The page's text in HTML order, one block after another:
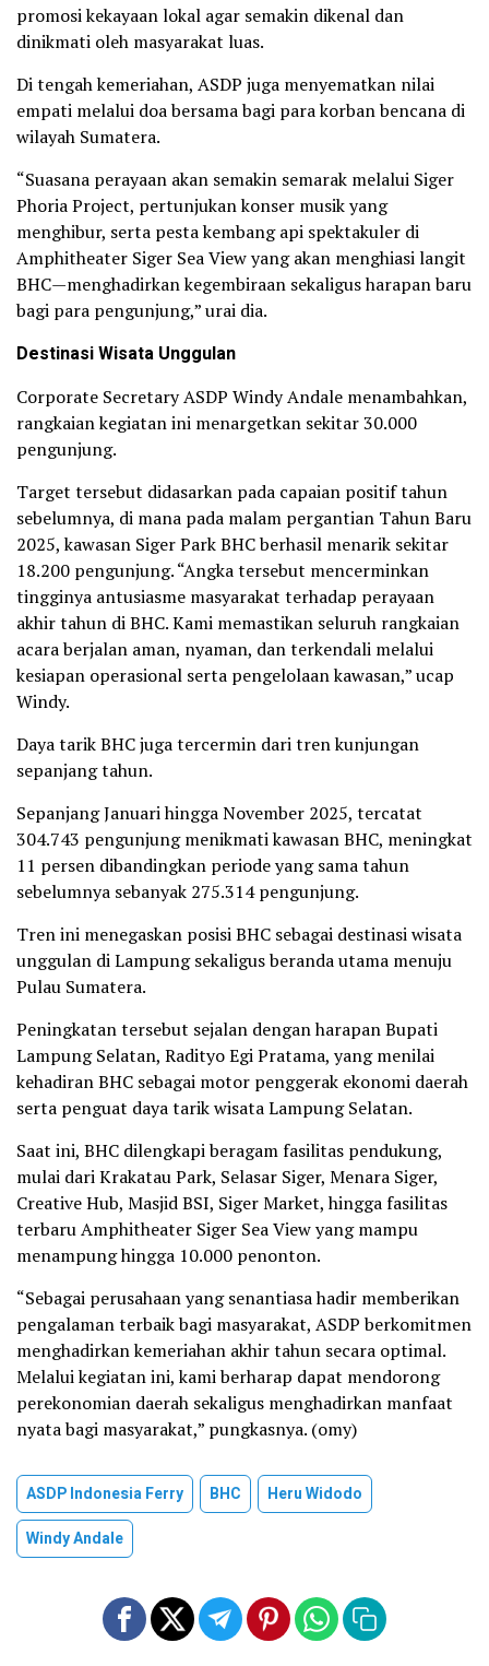
promosi kekayaan lokal agar semakin dikenal dan
dinikmati oleh masyarakat luas.
Di tengah kemeriahan, ASDP juga menyematkan nilai
empati melalui doa bersama bagi para korban bencana di
wilayah Sumatera.
“Suasana perayaan akan semakin semarak melalui Siger
Phoria Project, pertunjukan konser musik yang
menghibur, serta pesta kembang api spektakuler di
Amphitheater Siger Sea View yang akan menghiasi langit
BHC—menghadirkan kegembiraan sekaligus harapan baru
bagi para pengunjung,” urai dia.
Destinasi Wisata Unggulan
Corporate Secretary ASDP Windy Andale menambahkan,
rangkaian kegiatan ini menargetkan sekitar 30.000
pengunjung.
Target tersebut didasarkan pada capaian positif tahun
sebelumnya, di mana pada malam pergantian Tahun Baru
2025, kawasan Siger Park BHC berhasil menarik sekitar
18.200 pengunjung. “Angka tersebut mencerminkan
tingginya antusiasme masyarakat terhadap perayaan
akhir tahun di BHC. Kami memastikan seluruh rangkaian
acara berjalan aman, nyaman, dan terkendali melalui
kesiapan operasional serta pengelolaan kawasan,” ucap
Windy.
Daya tarik BHC juga tercermin dari tren kunjungan
sepanjang tahun.
Sepanjang Januari hingga November 2025, tercatat
304.743 pengunjung menikmati kawasan BHC, meningkat
11 persen dibandingkan periode yang sama tahun
sebelumnya sebanyak 275.314 pengunjung.
Tren ini menegaskan posisi BHC sebagai destinasi wisata
unggulan di Lampung sekaligus beranda utama menuju
Pulau Sumatera.
Peningkatan tersebut sejalan dengan harapan Bupati
Lampung Selatan, Radityo Egi Pratama, yang menilai
kehadiran BHC sebagai motor penggerak ekonomi daerah
serta penguat daya tarik wisata Lampung Selatan.
Saat ini, BHC dilengkapi beragam fasilitas pendukung,
mulai dari Krakatau Park, Selasar Siger, Menara Siger,
Creative Hub, Masjid BSI, Siger Market, hingga fasilitas
terbaru Amphitheater Siger Sea View yang mampu
menampung hingga 10.000 penonton.
“Sebagai perusahaan yang senantiasa hadir memberikan
pengalaman terbaik bagi masyarakat, ASDP berkomitmen
menghadirkan kemeriahan akhir tahun secara optimal.
Melalui kegiatan ini, kami berharap dapat mendorong
perekonomian daerah sekaligus menghadirkan manfaat
nyata bagi masyarakat,” pungkasnya. (omy)
ASDP Indonesia Ferry BHC
Heru Widodo
Windy Andale